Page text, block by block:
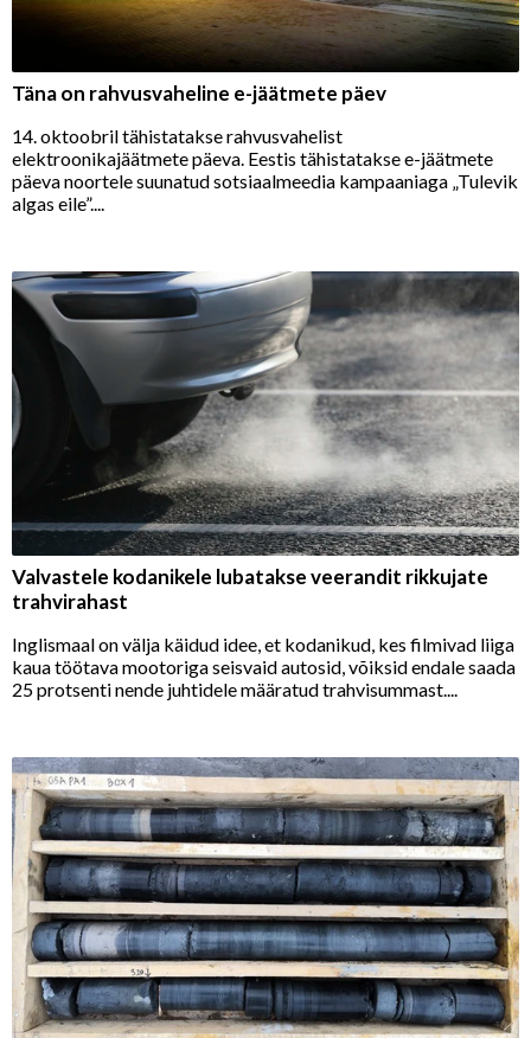
Täna on rahvusvaheline e-jäätmete päev
14. oktoobril tähistatakse rahvusvahelist
elektroonikajäätmete päeva. Eestis tähistatakse e-jäätmete
päeva noortele suunatud sotsiaalmeedia kampaaniaga „Tulevik
algas eile”....
Valvastele kodanikele lubatakse veerandit rikkujate
trahvirahast
Inglismaal on välja käidud idee, et kodanikud, kes filmivad liiga
kaua töötava mootoriga seisvaid autosid, võiksid endale saada
25 protsenti nende juhtidele määratud trahvisummast....